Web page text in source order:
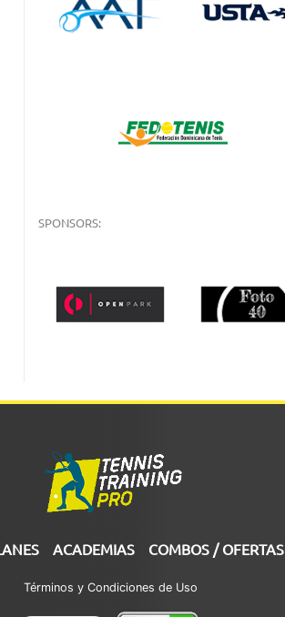
SPONSORS:
ACADEMIAS COMBOS / OFERTAS
Términos y Condiciones de Uso